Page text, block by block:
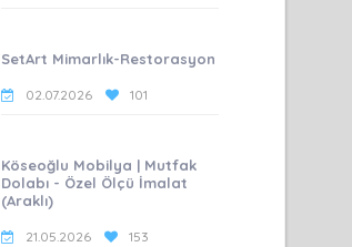
SetArt Mimarlık-Restorasyon
02.07.2026 101
Köseoğlu Mobilya | Mutfak
Dolabı - Özel Ölçü İmalat
(Araklı)
21.05.2026 153